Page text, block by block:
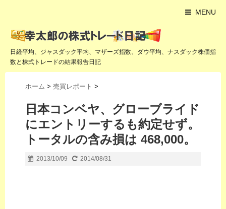
MENU
日経平均、ジャスダック平均、マザーズ指数、ダウ平均、ナスダック株価指
数と株式トレードの結果報告日記
ホーム > 売買レポート >
日本コンベヤ、グローブライド
にエントリーするも約定せず。
トータルの含み損は 468,000。
2013/10/09 2014/08/31